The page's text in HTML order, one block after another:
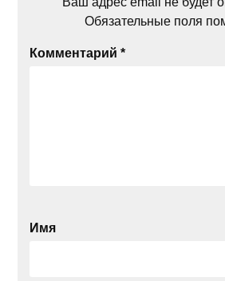
Обязательные поля
Комментарий*
Имя